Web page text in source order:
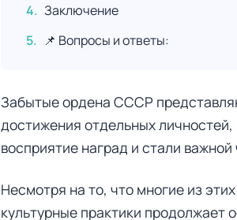
Забытые ордена СССР
достижения отдельных
восприятие наград и стали
Несмотря на то, что многие из
культурные практики
Заключение
📌 Вопросы и ответы: